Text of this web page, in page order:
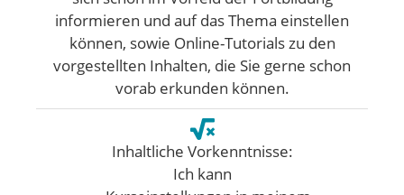
informieren und auf das Thema einstellen
können, sowie Online-Tutorials zu den
vorgestellten Inhalten, die Sie gerne schon
vorab erkunden können.
Inhaltliche Vorkenntnisse:
Ich kann